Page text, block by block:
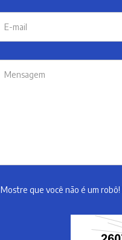
Mostre que você não é um